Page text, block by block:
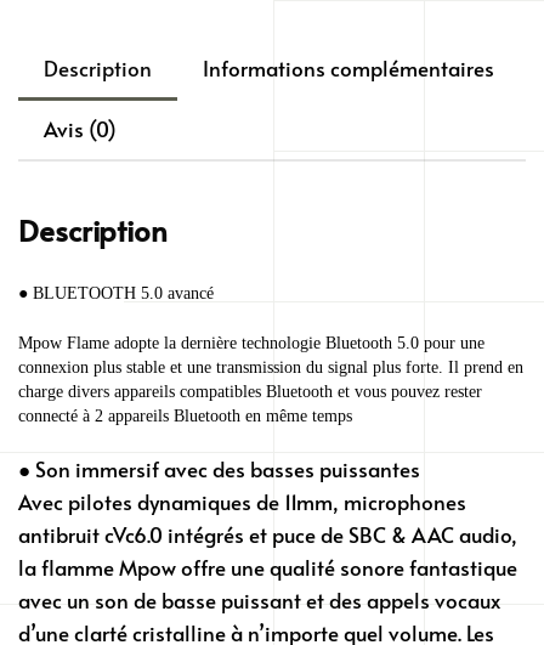
Bluetooth
V5.0
étanches
IPX7,
de
sans
fil
avec
micro
antibruit
CVC6.0,
hi-
fi
stéréo
Description Informations complémentaires
Avis (0)
Description
● BLUETOOTH 5.0 avancé
Mpow Flame adopte la dernière technologie Bluetooth 5.0 pour une
connexion plus stable et une transmission du signal plus forte. Il prend en
charge divers appareils compatibles Bluetooth et vous pouvez rester
connecté à 2 appareils Bluetooth en même temps
● Son immersif avec des basses puissantes
Avec pilotes dynamiques de 11mm, microphones
antibruit cVc6.0 intégrés et puce de SBC & AAC audio,
la flamme Mpow offre une qualité sonore fantastique
avec un son de basse puissant et des appels vocaux
d’une clarté cristalline à n’importe quel volume. Les